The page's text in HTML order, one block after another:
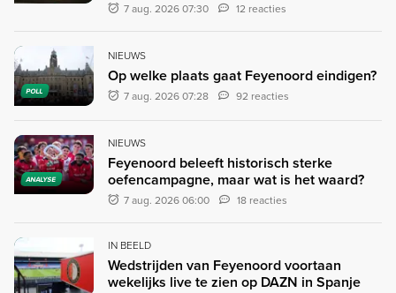
7 aug. 2026 07:30 12 reacties
POLL
NIEUWS
Op welke plaats gaat Feyenoord eindigen?
7 aug. 2026 07:28 92 reacties
ANALYSE
NIEUWS
Feyenoord beleeft historisch sterke
oefencampagne, maar wat is het waard?
7 aug. 2026 06:00 18 reacties
IN BEELD
Wedstrijden van Feyenoord voortaan
wekelijks live te zien op DAZN in Spanje